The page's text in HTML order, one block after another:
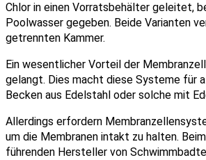
Chlor in einen Vorratsbehälter geleitet,
Poolwasser gegeben. Beide Varianten
getrennten Kammer.
Ein wesentlicher Vorteil der
gelangt. Dies macht diese Systeme für
Becken aus Edelstahl oder solche mit
Allerdings erfordern
um die Membranen intakt zu halten.
führenden Hersteller von